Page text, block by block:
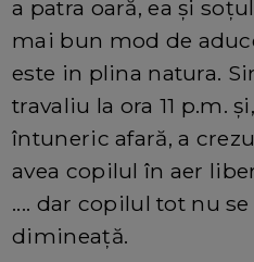
a patra oară, ea și
mai bun mod de
este in plina natura.
travaliu la ora 11 p.m.
întuneric afară, a
avea copilul în aer
.... dar copilul tot nu
dimineață.